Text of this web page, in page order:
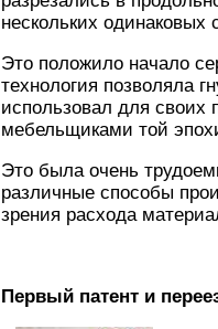
нескольких одинаковых
Это положило начало
технология позволяла
использовал для своих
мебельщиками той
Это была очень
различные способы
зрения расхода
Первый патент и